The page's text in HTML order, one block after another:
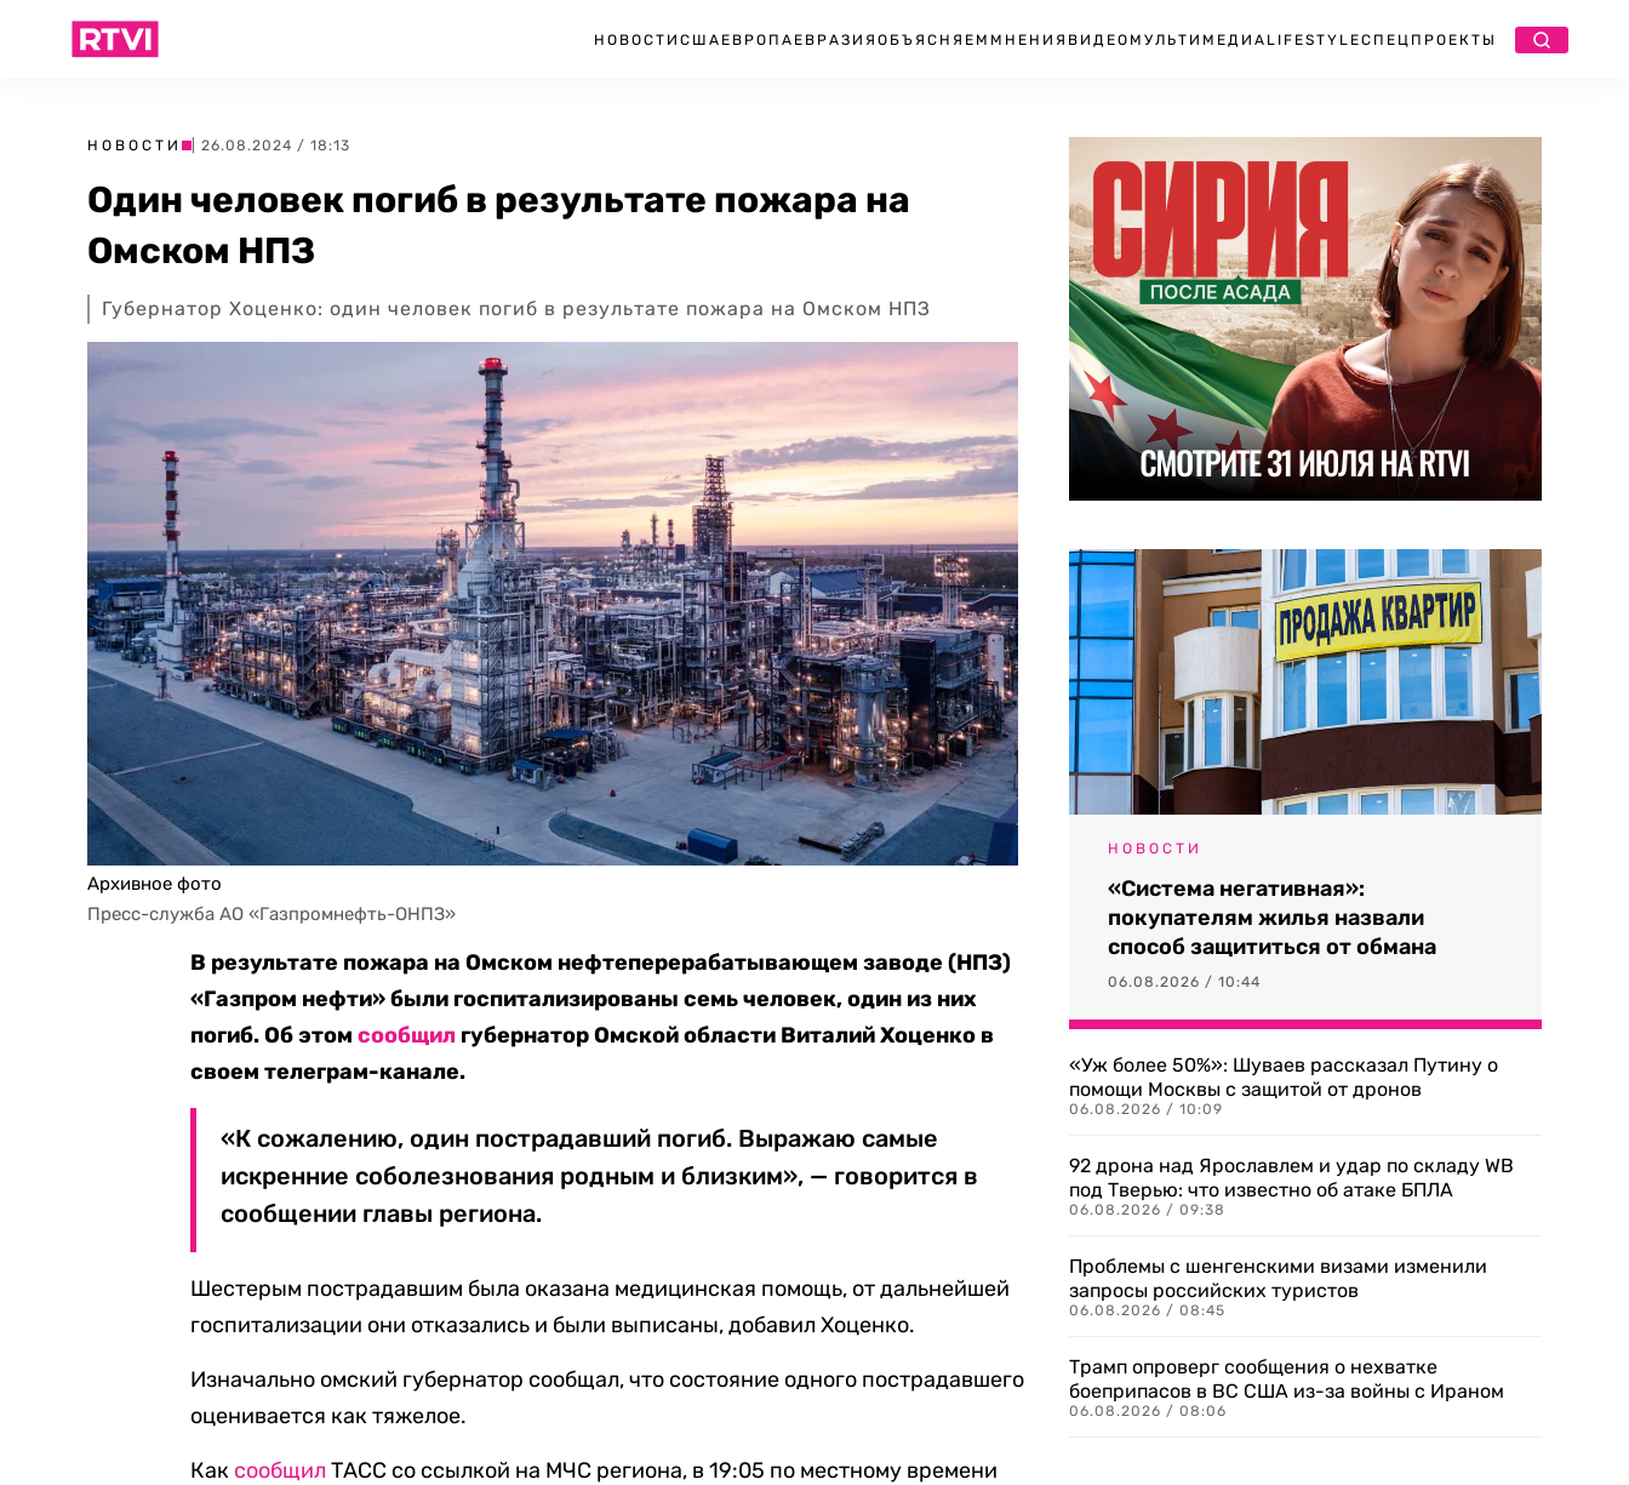
НОВОСТИ США ЕВРОПА ЕВРАЗИЯ ОБЪЯСНЯЕМ МНЕНИЯ ВИДЕО МУЛЬТИМЕДИА LIFESTYLEСПЕЦПРОЕКТЫ
НОВОСТИ | 26.08.2024 / 18:13
Один человек погиб в результате пожара на
Омском НПЗ
Губернатор Хоценко: один человек погиб в результате пожара на Омском НПЗ
Архивное фото
Пресс-служба АО «Газпромнефть-ОНПЗ»
В результате пожара на Омском нефтеперерабатывающем заводе (НПЗ)
«Газпром нефти» были госпитализированы семь человек, один из них
погиб. Об этомсообщил губернатор Омской области Виталий Хоценко в
своем телеграм-канале.
«К сожалению, один пострадавший погиб. Выражаю самые
искренние соболезнования родным и близким», — говорится в
сообщении главы региона.
Шестерым пострадавшим была оказана медицинская помощь, от дальнейшей
госпитализации они отказались и были выписаны, добавил Хоценко.
Изначально омский губернатор сообщал, что состояние одного пострадавшего
оценивается как тяжелое.
Как сообщил ТАСС со ссылкой на МЧС региона, в 19:05 по местному времени
НОВОСТИ
«Система негативная»:
покупателям жилья назвали
способ защититься от обмана
06.08.2026 / 10:44
«Уж более 50%»: Шуваев рассказал Путину о
помощи Москвы с защитой от дронов
06.08.2026 / 10:09
92 дрона над Ярославлем и удар по складу WB
под Тверью: что известно об атаке БПЛА
06.08.2026 / 09:38
Проблемы с шенгенскими визами изменили
запросы российских туристов
06.08.2026 / 08:45
Трамп опроверг сообщения о нехватке
боеприпасов в ВС США из-за войны с Ираном
06.08.2026 / 08:06